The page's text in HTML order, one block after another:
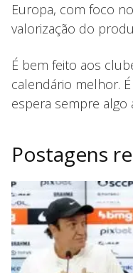
Europa, com foco
valorização do
É bem feito aos
calendário melhor.
espera sempre algo
Postagens